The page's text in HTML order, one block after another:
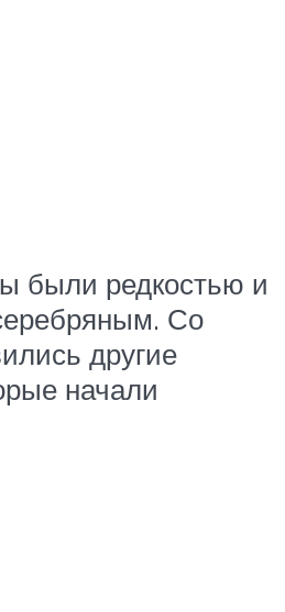
были редкостью и
Со
другие
начали